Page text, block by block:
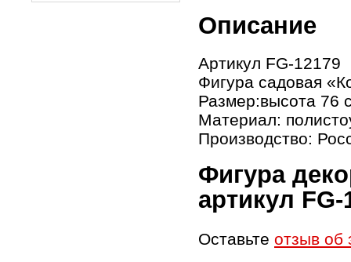
Описание
Артикул FG-12179
Фигура садовая
Размер:высота 76
Материал:
Производство:
Фигура
артикул
Оставьте отзыв об